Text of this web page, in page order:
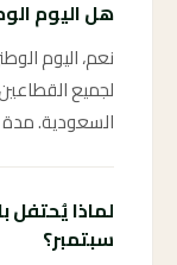
هل اليوم الوطني
لجميع
السعودية. مدة
سبتمبر؟